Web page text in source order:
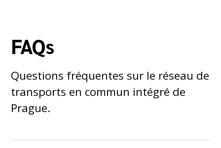
FAQs
Questions fréquentes sur le réseau de
transports en commun intégré de
Prague.